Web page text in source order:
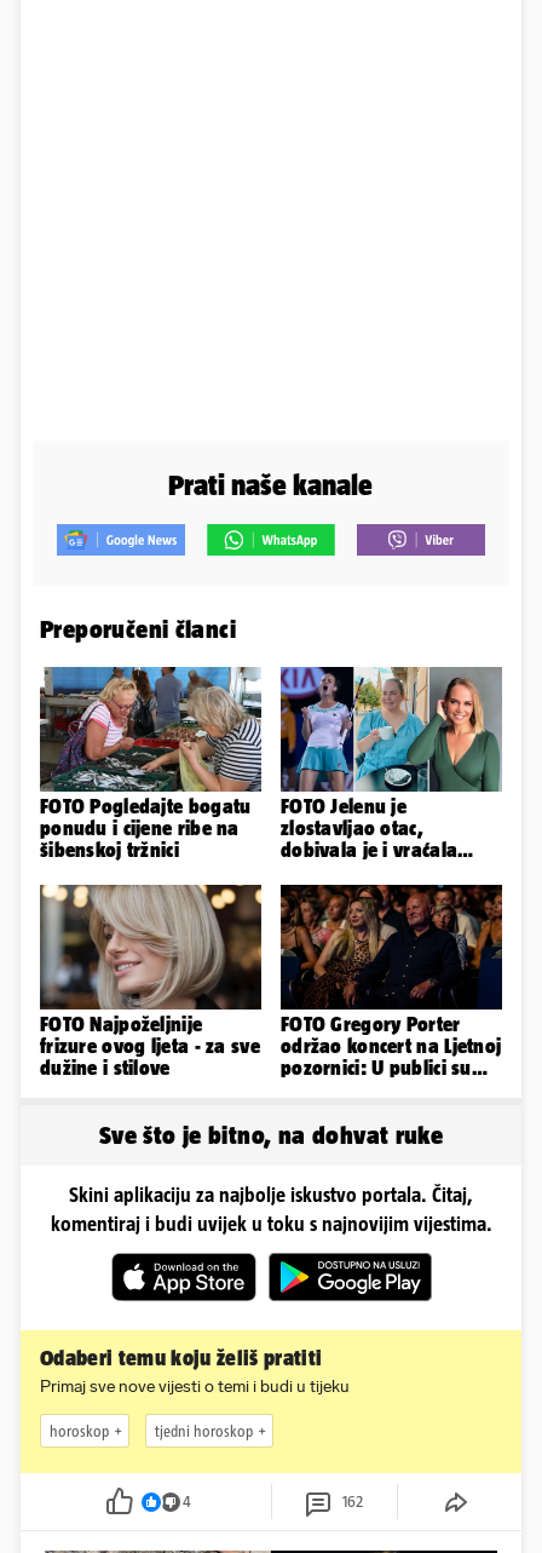
Prati naše kanale
Preporučeni članci
FOTO Pogledajte bogatu
ponudu i cijene ribe na
šibenskoj tržnici
FOTO Jelenu je
zlostavljao otac,
dobivala je i vraćala
tukao šakama'
FOTO Najpoželjnije
frizure ovog ljeta - za sve
dužine i stilove
FOTO Gregory Porter
održao koncert na Ljetnoj
pozornici: U publici su
Sve što je bitno, na dohvat ruke
Skini aplikaciju za najbolje iskustvo portala. Čitaj,
komentiraj i budi uvijek u toku s najnovijim vijestima.
Odaberi temu koju želiš pratiti
Primaj sve nove vijesti o temi i budi u tijeku
horoskop tjedni horoskop
4 162